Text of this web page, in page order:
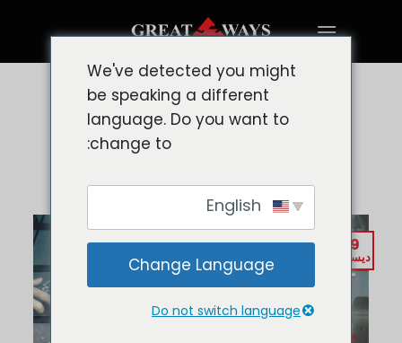
للمحتوى
أخبار وتحديثات العمالة الفلبينية في الخارج
الثقافة والوظيفة والبلدان (مع
معظم العمال الفلبينيين في الخارج)
19
ديسمبر
We've detected you might
be speaking a different
language. Do you want to
change to:
Change Language
Do not switch language